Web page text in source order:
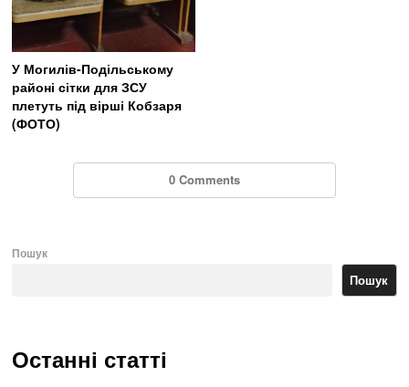
У Могилів-Подільському
районі сітки для ЗСУ
плетуть під вірші Кобзаря
(ФОТО)
0 Comments
Пошук
Пошук
Останні статті